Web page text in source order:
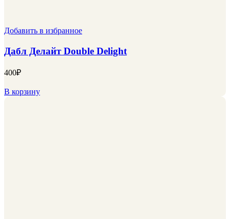
Добавить в избранное
Дабл Делайт Double Delight
400₽
В корзину